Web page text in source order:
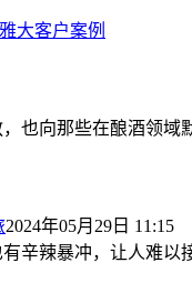
雅大客户案例
也向那些在酿酒领
2024年05月29日 11:15
辛辣暴冲，让人难